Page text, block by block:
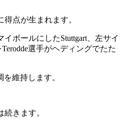
得点が生まれます。
イボールにしたStuttgart、左サイ
選手がヘディングでたた
を維持します。
続きます。